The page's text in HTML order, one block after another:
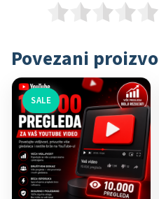
Povezani
SALE